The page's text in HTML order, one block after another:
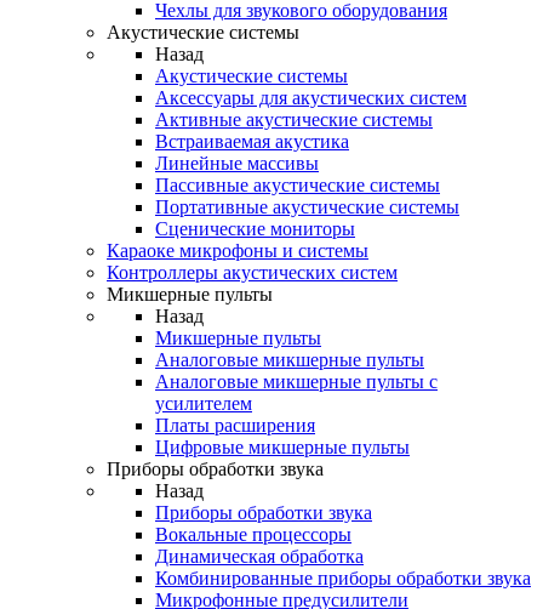
Чехлы для звукового оборудования
Акустические системы
Назад
Акустические системы
Аксессуары для акустических систем
Активные акустические системы
Встраиваемая акустика
Линейные массивы
Пассивные акустические системы
Портативные акустические системы
Сценические мониторы
Караоке микрофоны и системы
Контроллеры акустических систем
Микшерные пульты
Назад
Микшерные пульты
Аналоговые микшерные пульты
Аналоговые микшерные пульты с
усилителем
Платы расширения
Цифровые микшерные пульты
Приборы обработки звука
Назад
Приборы обработки звука
Вокальные процессоры
Динамическая обработка
Комбинированные приборы обработки звука
Микрофонные предусилители